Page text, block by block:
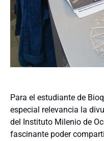
Para el estudiante de
especial relevancia la
del Instituto Milenio de
fascinante poder